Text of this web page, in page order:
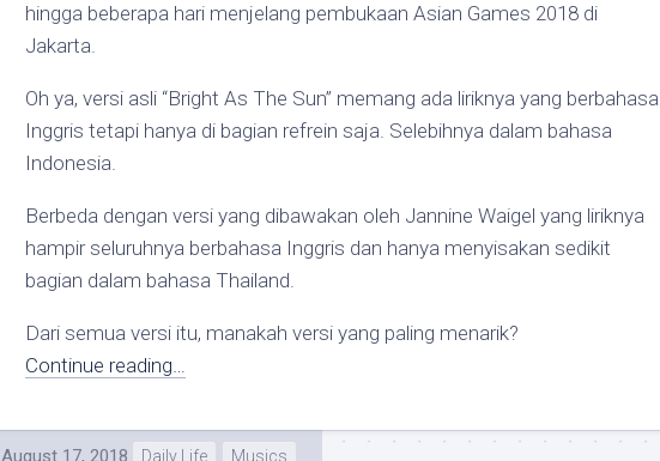
hingga beberapa hari menjelang pembukaan Asian Games 2018 di
Jakarta.
Oh ya, versi asli “Bright As The Sun” memang ada liriknya yang berbahasa
Inggris tetapi hanya di bagian refrein saja. Selebihnya dalam bahasa
Indonesia.
Berbeda dengan versi yang dibawakan oleh Jannine Waigel yang liriknya
hampir seluruhnya berbahasa Inggris dan hanya menyisakan sedikit
bagian dalam bahasa Thailand.
Dari semua versi itu, manakah versi yang paling menarik?
Continue reading…
August 17, 2018 Daily Life Musics